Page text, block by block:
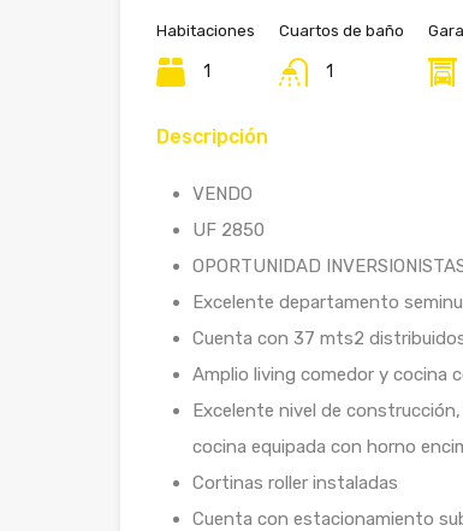
Habitaciones
1
Cuartos de baño
1
Descripción
VENDO
UF 2850
OPORTUNIDAD
Excelente departamento
Cuenta con 37 mts2
Amplio living comedor y cocina
Excelente nivel de
cocina equipada con horno
Cortinas roller instaladas
Cuenta con estacionamiento